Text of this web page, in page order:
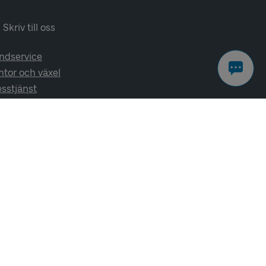
Skriv till oss
och växel